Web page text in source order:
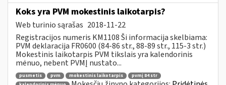
Koks yra PVM mokestinis laikotarpis?
Web turinio sąrašas 2018-11-22
Registracijos numeris KM1108 Ši informacija skelbiama:
PVM deklaracija FR0600 (84-86 str., 88-89 str., 115-3 str.)
Mokestinis laikotarpis PVM tikslais yra kalendorinis
mėnuo, nebent PVMĮ nustato...
pusmetis pvm mokestinis laikotarpis
pvmį 84 str